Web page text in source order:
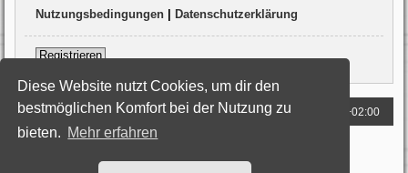
Diese Website nutzt Cookies, um dir den
bestmöglichen Komfort bei der Nutzung zu
bieten. Mehr erfahren
Nutzungsbedingungen Datenschutzerklärung
Registrieren
Foren-Übersicht Alle Zeiten sind UTC+02:00
Powered byphpBB® Forum Software © phpBB Limited